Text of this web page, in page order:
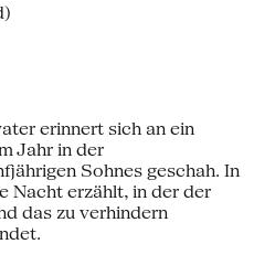
erinnert sich an ein
Jahr in der
Sohnes geschah. In
Nacht erzählt, in der der
das zu verhindern